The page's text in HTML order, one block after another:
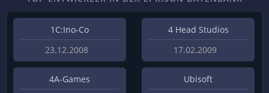
1C:Ino-Co
23.12.2008
4 Head Studios
17.02.2009
4A-Games
Ubisoft